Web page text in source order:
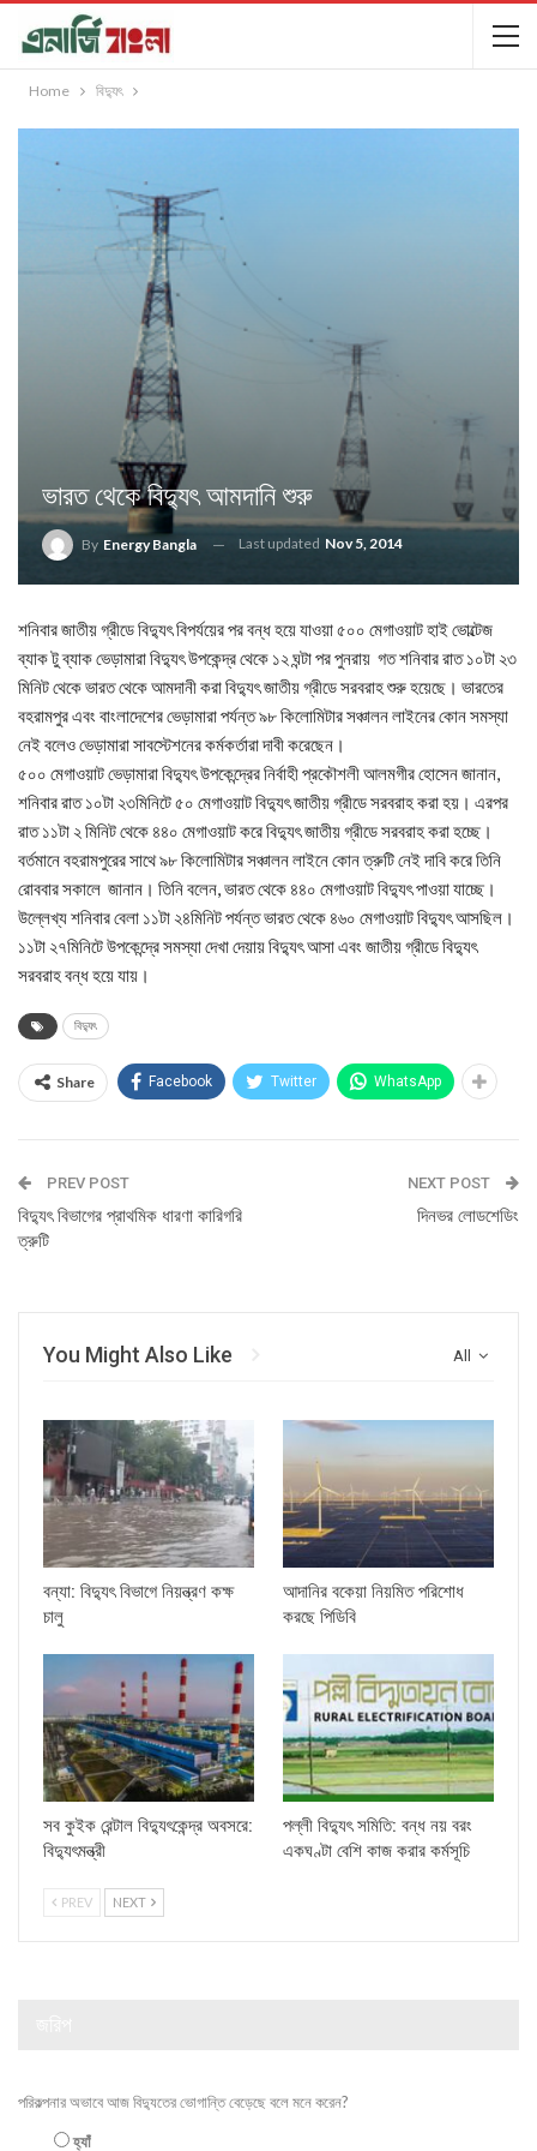
Home বিদ্যুৎ
ভারত থেকে বিদ্যুৎ আমদানি শুরু
By Energy Bangla Last updated Nov 5, 2014
শনিবার জাতীয় গ্রীডে বিদ্যুৎ বিপর্যয়ের পর বন্ধ হয়ে যাওয়া ৫০০ মেগাওয়াট হাই ভোল্টেজ
ব্যাক টু ব্যাক ভেড়ামারা বিদ্যুৎ উপকেন্দ্র থেকে ১২ ঘন্টা পর পুনরায় গত শনিবার রাত ১০টা ২৩
মিনিট থেকে ভারত থেকে আমদানী করা বিদ্যুৎ জাতীয় গ্রীডে সরবরাহ শুরু হয়েছে। ভারতের
বহরামপুর এবং বাংলাদেশের ভেড়ামারা পর্যন্ত ৯৮ কিলোমিটার সঞ্চালন লাইনের কোন সমস্যা
নেই বলেও ভেড়ামারা সাবস্টেশনের কর্মকর্তারা দাবী করেছেন।
৫০০ মেগাওয়াট ভেড়ামারা বিদ্যুৎ উপকেন্দ্রের নির্বাহী প্রকৌশলী আলমগীর হোসেন জানান,
শনিবার রাত ১০টা ২৩মিনিটে ৫০ মেগাওয়াট বিদ্যুৎ জাতীয় গ্রীডে সরবরাহ করা হয়। এরপর
রাত ১১টা ২ মিনিট থেকে ৪৪০ মেগাওয়াট করে বিদ্যুৎ জাতীয় গ্রীডে সরবরাহ করা হচ্ছে।
বর্তমানে বহরামপুরের সাথে ৯৮ কিলোমিটার সঞ্চালন লাইনে কোন ত্রুটি নেই দাবি করে তিনি
রোববার সকালে জানান। তিনি বলেন, ভারত থেকে ৪৪০ মেগাওয়াট বিদ্যুৎ পাওয়া যাচ্ছে।
উল্লেখ্য শনিবার বেলা ১১টা ২৪মিনিট পর্যন্ত ভারত থেকে ৪৬০ মেগাওয়াট বিদ্যুৎ আসছিল।
১১টা ২৭মিনিটে উপকেন্দ্রে সমস্যা দেখা দেয়ায় বিদ্যুৎ আসা এবং জাতীয় গ্রীডে বিদ্যুৎ
সরবরাহ বন্ধ হয়ে যায়।
বিদ্যুৎ
Share Facebook Twitter WhatsApp
PREV POST
বিদ্যুৎ বিভাগের প্রাথমিক ধারণা কারিগরি
ত্রুটি
NEXT POST
দিনভর লোডশেডিং
All
You Might Also Like
বন্যা: বিদ্যুৎ বিভাগে নিয়ন্ত্রণ কক্ষ
চালু
আদানির বকেয়া নিয়মিত পরিশোধ
করছে পিডিবি
সব কুইক রেন্টাল বিদ্যুৎকেন্দ্র অবসরে:
বিদ্যুৎমন্ত্রী
পল্লী বিদ্যুৎ সমিতি: বন্ধ নয় বরং
একঘণ্টা বেশি কাজ করার কর্মসূচি
PREV NEXT
পরিকল্পনার অভাবে আজ বিদ্যুতের ভোগান্তি বেড়েছে বলে মনে করেন?
হ্যাঁ